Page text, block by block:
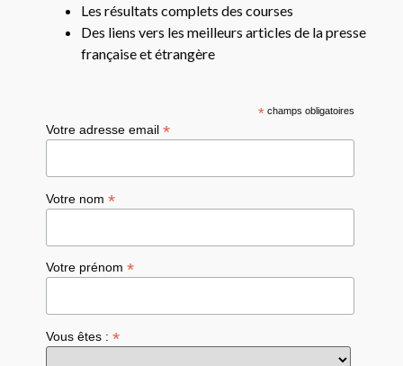
Les résultats complets des courses
Des liens vers les meilleurs articles de la presse
française et étrangère
*champs obligatoires
Votre adresse email*
Votre nom*
Votre prénom*
Vous êtes :*